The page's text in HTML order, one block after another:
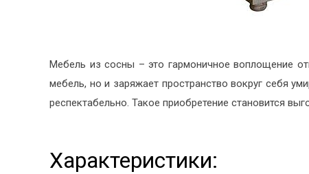
Мебель из сосны – это гармоничное воплощение
мебель, но и заряжает пространство вокруг себя
респектабельно. Такое приобретение становится
Характеристики: